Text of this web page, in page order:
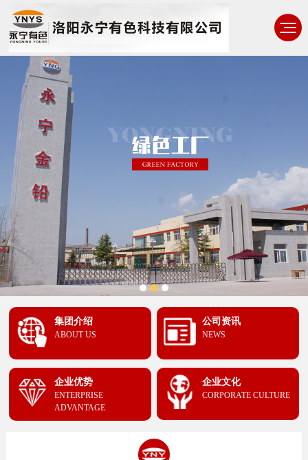
集团介绍
ABOUT US
公司资讯
NEWS
企业优势
ENTERPRISE
ADVANTAGE
企业文化
CORPORATE CULTURE